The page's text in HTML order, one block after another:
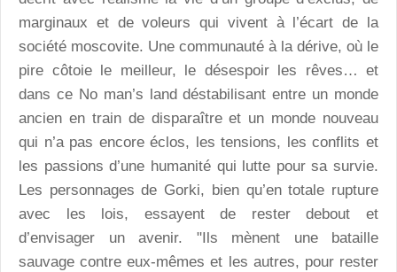
marginaux et de voleurs qui vivent à l’écart de la
société moscovite. Une communauté à la dérive, où le
pire côtoie le meilleur, le désespoir les rêves… et
dans ce No man’s land déstabilisant entre un monde
ancien en train de disparaître et un monde nouveau
qui n’a pas encore éclos, les tensions, les conflits et
les passions d’une humanité qui lutte pour sa survie.
Les personnages de Gorki, bien qu’en totale rupture
avec les lois, essayent de rester debout et
d’envisager un avenir. "Ils mènent une bataille
sauvage contre eux-mêmes et les autres, pour rester